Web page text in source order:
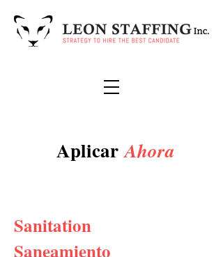
AplicarAhora
Sanitation
Saneamiento